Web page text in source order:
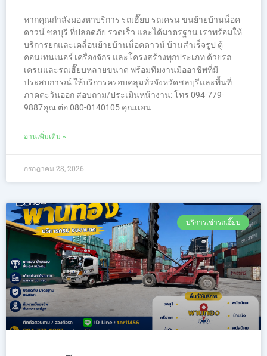
หากคุณกำลังมองหาบริการ รถเฮี๊ยบ รถเครน ขนย้ายบ้านน็อค
ดาวน์ ชลบุรี ที่ปลอดภัย รวดเร็ว และได้มาตรฐาน เราพร้อมให้
บริการยกและเคลื่อนย้ายบ้านน็อคดาวน์ บ้านสำเร็จรูป ตู้
คอนเทนเนอร์ เครื่องจักร และโครงสร้างทุกประเภท ด้วยรถ
เครนและรถเฮี๊ยบหลายขนาด พร้อมทีมงานมืออาชีพที่มี
ประสบการณ์ ให้บริการครอบคลุมทั่วจังหวัดชลบุรีและพื้นที่
ภาคตะวันออก สอบถาม/ประเมินหน้างาน: โทร 094-779-
9887คุณ ต่อ 080-0140105 คุณเเอน
อ่านเพิ่มเติม »
กรกฎาคม 28, 2026
บริการเช่ารถเฮี๊ยบ